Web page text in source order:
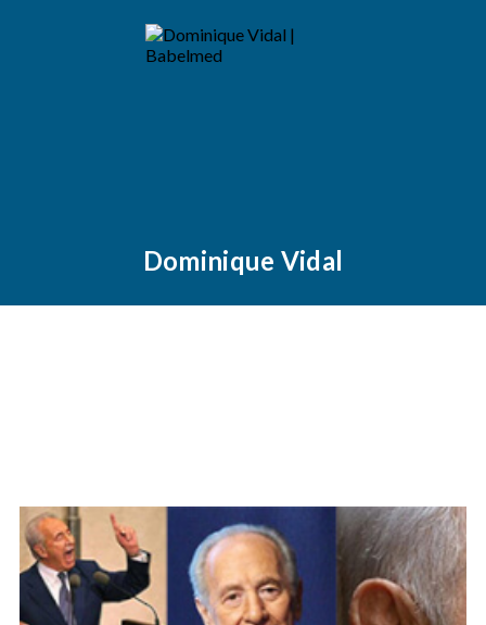
Dominique Vidal